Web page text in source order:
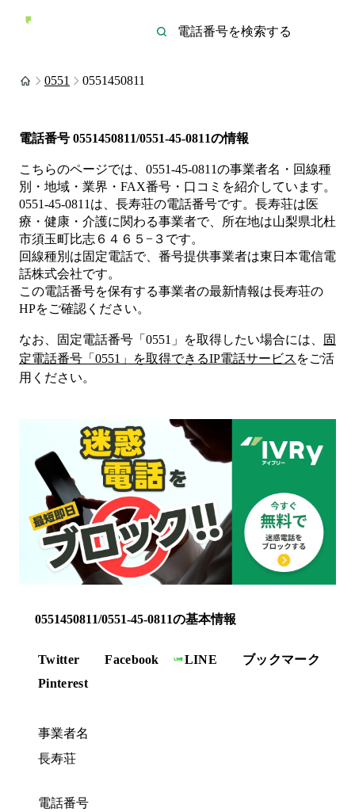
0551 0551450811
電話番号 0551450811/0551-45-0811の情報
こちらのページでは、 0551-45-0811の事業者名・回線種
別・地域・業界・FAX番号・口コミを紹介しています。
0551-45-0811 は、 長寿荘の電話番号です。 長寿荘は医
療・健康・介護に関わる事業者で、所在地は山梨県北杜
市須玉町比志６４６５−３ です。
回線種別は固定電話で、番号提供事業者は東日本電信電
話株式会社です。
この電話番号を保有する事業者の最新情報は長寿荘の
HPをご確認ください。
なお、固定電話番号「 0551 」を取得したい場合には、
固
定電話番号「 0551 」を取得できるIP電話サービス をご活
用ください。
0551450811/0551-45-0811の基本情報
Twitter Facebook LINE
ブックマーク
Pinterest
事業者名
長寿荘
電話番号